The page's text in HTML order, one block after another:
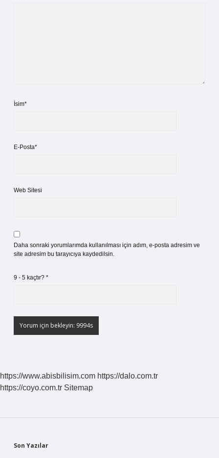
İsim*
E-Posta*
Web Sitesi
Daha sonraki yorumlarımda kullanılması için adım, e-posta adresim ve
site adresim bu tarayıcıya kaydedilsin.
9 - 5 kaçtır? *
https://www.abisbilisim.com https://dalo.com.tr
https://coyo.com.tr Sitemap
Sidebar
Son Yazılar